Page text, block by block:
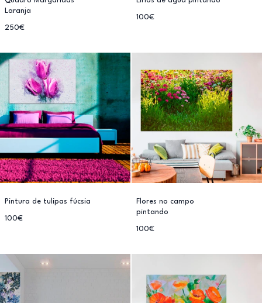
Laranja
250€
100€
Pintura de tulipas fúcsia
100€
Flores no campo
pintando
100€